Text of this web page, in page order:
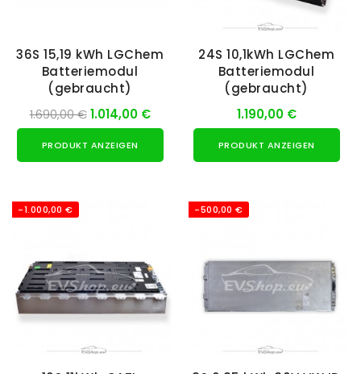
36S 15,19 kWh LGChem
Batteriemodul
(gebraucht)
1.690,00 € 1.014,00 €
PRODUKT ANZEIGEN
24S 10,1kWh LGChem
Batteriemodul
(gebraucht)
1.190,00 €
PRODUKT ANZEIGEN
-1.000,00 € -500,00 €